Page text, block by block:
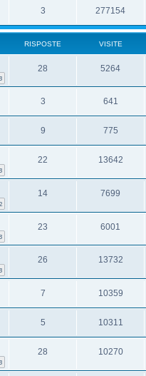
3 277154
RISPOSTE VISITE
3
28 5264
3 641
9 775
3
22 13642
2
14 7699
3
23 6001
3
26 13732
7 10359
5 10311
3
28 10270